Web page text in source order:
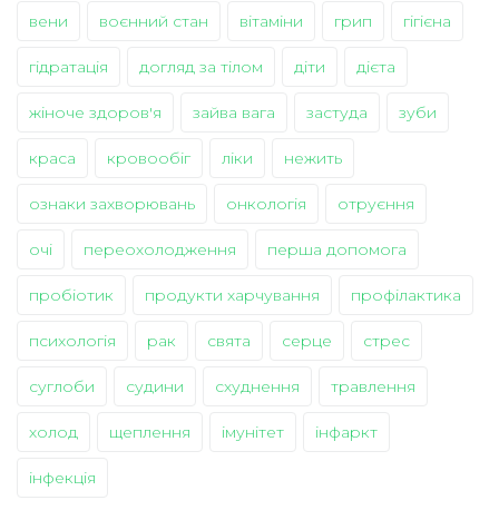
вени воєнний стан вітаміни грип гігієна
гідратація догляд за тілом діти дієта
жіноче здоров'я зайва вага застуда зуби
краса кровообіг ліки нежить
ознаки захворювань онкологія отруєння
очі переохолодження перша допомога
пробіотик продукти харчування профілактика
психологія рак свята серце стрес
суглоби судини схуднення травлення
холод щеплення імунітет інфаркт
інфекція